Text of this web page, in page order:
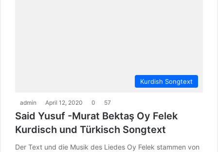
Kurdish Songtext
admin April 12, 2020 0 57
Said Yusuf -Murat Bektaş Oy Felek
Kurdisch und Türkisch Songtext
Der Text und die Musik des Liedes Oy Felek stammen von